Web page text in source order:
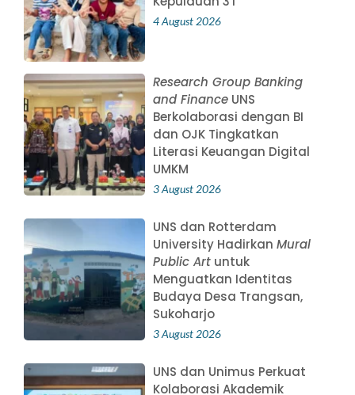
4 August 2026
Research Group Banking
and Finance UNS
Berkolaborasi dengan BI
dan OJK Tingkatkan
Literasi Keuangan Digital
UMKM
3 August 2026
UNS dan Rotterdam
University HadirkanMural
Public Art untuk
Menguatkan Identitas
Budaya Desa Trangsan,
Sukoharjo
3 August 2026
UNS dan Unimus Perkuat
Kolaborasi Akademik